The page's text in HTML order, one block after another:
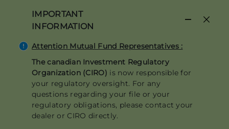
content
IMPORTANT
INFORMATION
Attention Mutual Fund Representatives :
The canadian Investment Regulatory
Organization (CIRO) is now responsible for
your regulatory oversight. For any
questions regarding your file or your
regulatory obligations, please contact your
dealer or CIRO directly.